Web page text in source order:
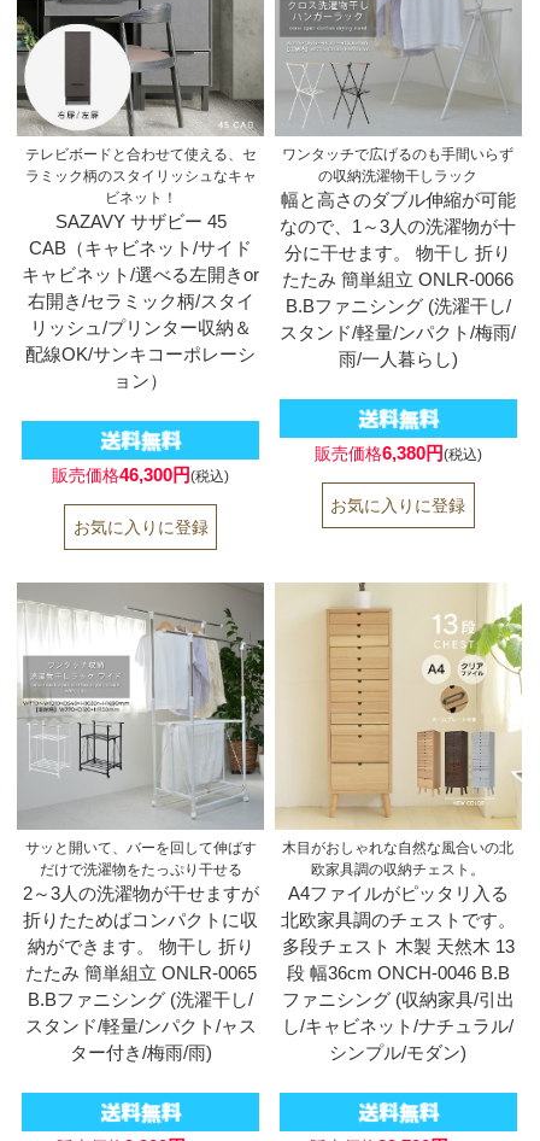
テレビボードと合わせて使える、セ
ラミック柄のスタイリッシュなキャ
ビネット！
SAZAVY サザビー 45
CAB（キャビネット/サイド
キャビネット/選べる左開きor
右開き/セラミック柄/スタイ
リッシュ/プリンター収納＆
配線OK/サンキコーポレーシ
ョン）
販売価格46,300円(税込)
ワンタッチで広げるのも手間いらず
の収納洗濯物干しラック
幅と高さのダブル伸縮が可能
なので、1～3人の洗濯物が十
分に干せます。 物干し 折り
たたみ 簡単組立 ONLR-0066
B.Bファニシング (洗濯干し/
スタンド/軽量/ンパクト/梅雨/
雨/一人暮らし)
販売価格6,380円(税込)
サッと開いて、バーを回して伸ばす
だけで洗濯物をたっぷり干せる
2～3人の洗濯物が干せますが
折りたためばコンパクトに収
納ができます。 物干し 折り
たたみ 簡単組立 ONLR-0065
B.Bファニシング (洗濯干し/
スタンド/軽量/ンパクト/ャス
ター付き/梅雨/雨)
木目がおしゃれな自然な風合いの北
欧家具調の収納チェスト。
A4ファイルがピッタリ入る
北欧家具調のチェストです。
多段チェスト 木製 天然木 13
段 幅36cm ONCH-0046 B.B
ファニシング (収納家具/引出
し/キャビネット/ナチュラル/
シンプル/モダン)